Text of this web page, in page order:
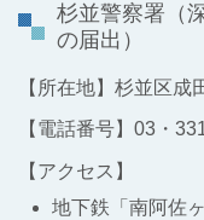
杉並警察署 （
の届出）
【所在地】杉並区
【電話番号】03・
【アクセス】
地下鉄「南阿佐